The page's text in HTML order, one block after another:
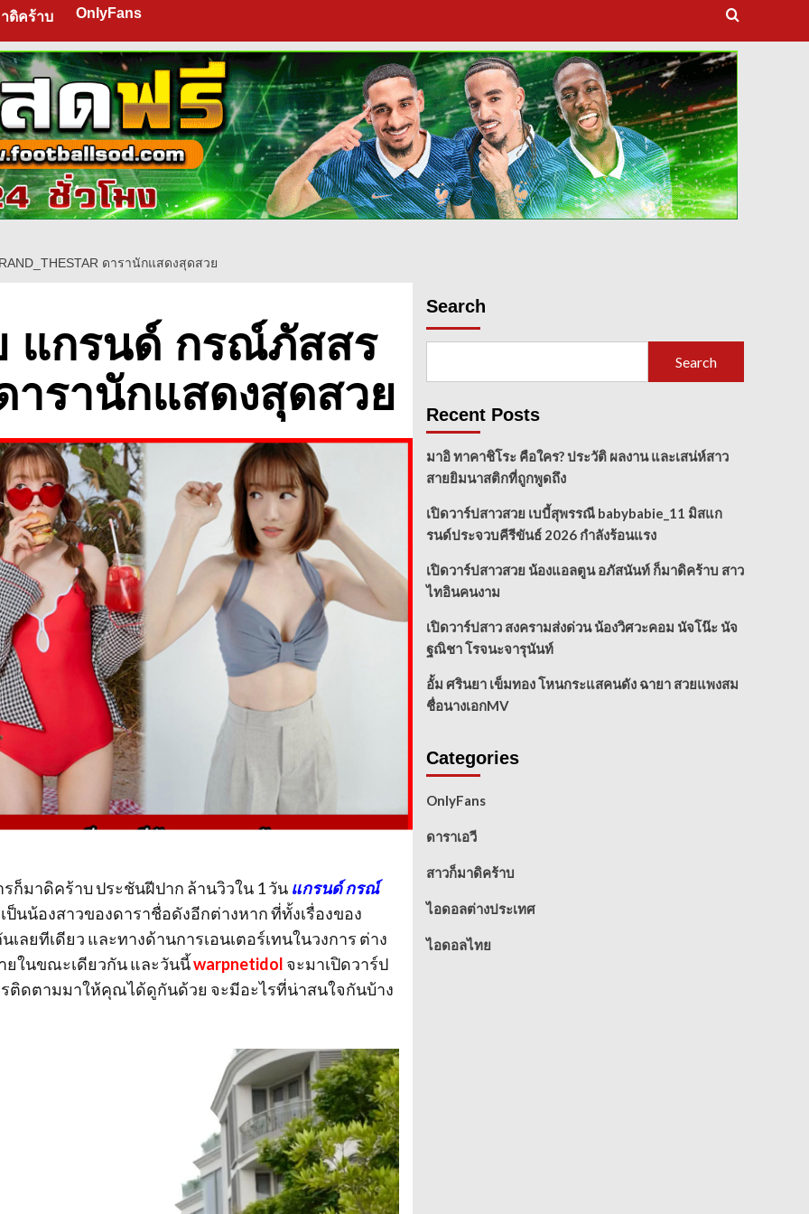
ดิคร้าบ OnlyFans
ดารานักแสดงสุดสวย
แกรนด์ กรณ์ภัสสร
รานักแสดงสุดสวย
ก็มาดิคร้าบ ประชันฝีปาก ล้านวิวใน 1 วัน แกรนด์ กรณ์
นน้องสาวของดาราชื่อดังอีกต่างหาก ที่ทั้งเรื่องของ
ยทีเดียว และทางด้านการเอนเตอร์เทนในวงการ ต่าง
ยในขณะเดียวกัน และวันนี้warpnetidol จะมาเปิดวาร์ป
ติดตามมาให้คุณได้ดูกันด้วย จะมีอะไรที่น่าสนใจกันบ้าง
Search
Search
Recent Posts
มาอิ ทาคาชิโระ คือใคร? ประวัติ ผลงาน และเสน่ห์สาว
สายยิมนาสติกที่ถูกพูดถึง
เปิดวาร์ปสาวสวย เบบี้สุพรรณี babybabie_11 มิสแก
รนด์ประจวบคีรีขันธ์ 2026 กำลังร้อนแรง
เปิดวาร์ปสาวสวย น้องแอลตูน อภัสนันท์ ก็มาดิคร้าบ สาว
ไทอินคนงาม
เปิดวาร์ปสาว สงครามส่งด่วน น้องวิศวะคอม นัจโน๊ะ นัจ
ฐณิชา โรจนะจารุนันท์
อั้ม ศรินยา เข็มทอง โหนกระแสคนดัง ฉายา สวยแพงสม
ชื่อนางเอกMV
Categories
OnlyFans
ดาราเอวี
สาวก็มาดิคร้าบ
ไอดอลต่างประเทศ
ไอดอลไทย